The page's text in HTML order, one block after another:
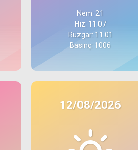
Nem: 21
Hız: 11.07
Rüzgar: 11.01
Basınç: 1006
12/08/2026